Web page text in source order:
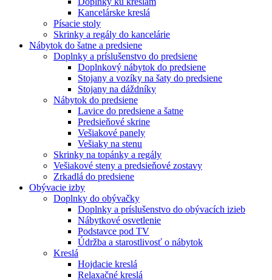
Kancelárske kreslá
Písacie stoly
Skrinky a regály do kancelárie
Nábytok do šatne a predsiene
Doplnky a príslušenstvo do predsiene
Doplnkový nábytok do predsiene
Stojany a vozíky na šaty do predsiene
Stojany na dáždníky
Nábytok do predsiene
Lavice do predsiene a šatne
Predsieňové skrine
Vešiakové panely
Vešiaky na stenu
Skrinky na topánky a regály
Vešiakové steny a predsieňové zostavy
Zrkadlá do predsiene
Obývacie izby
Doplnky do obývačky
Doplnky a príslušenstvo do obývacích izieb
Nábytkové osvetlenie
Podstavce pod TV
Údržba a starostlivosť o nábytok
Kreslá
Hojdacie kreslá
Relaxačné kreslá